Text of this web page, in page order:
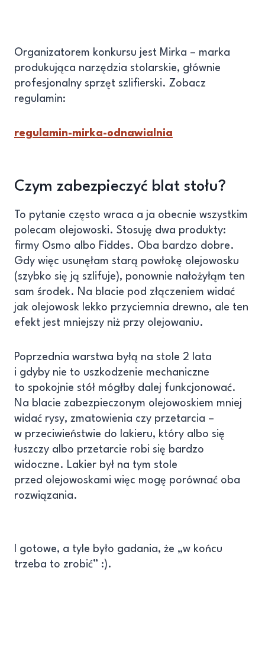
Organizatorem konkursu jest Mirka – marka
produkująca narzędzia stolarskie, głównie
profesjonalny sprzęt szlifierski. Zobacz
regulamin:
regulamin-mirka-odnawialnia
Czym zabezpieczyć blat stołu?
To pytanie często wraca a ja obecnie wszystkim
polecam olejowoski. Stosuję dwa produkty:
firmy Osmo albo Fiddes. Oba bardzo dobre.
Gdy więc usunęłam starą powłokę olejowosku
(szybko się ją szlifuje), ponownie nałożyłąm ten
sam środek. Na blacie pod złączeniem widać
jak olejowosk lekko przyciemnia drewno, ale ten
efekt jest mniejszy niż przy olejowaniu.
Poprzednia warstwa byłą na stole 2 lata
i gdyby nie to uszkodzenie mechaniczne
to spokojnie stół mógłby dalej funkcjonować.
Na blacie zabezpieczonym olejowoskiem mniej
widać rysy, zmatowienia czy przetarcia –
w przeciwieństwie do lakieru, który albo się
łuszczy albo przetarcie robi się bardzo
widoczne. Lakier był na tym stole
przed olejowoskami więc mogę porównać oba
rozwiązania.
I gotowe, a tyle było gadania, że „w końcu
trzeba to zrobić” :).